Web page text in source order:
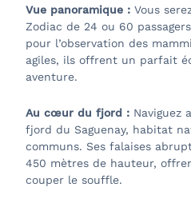
Vue panoramique : Vous
Zodiac de 24 ou 60
pour l’observation des
agiles, ils offrent un parfait
aventure.
Au cœur du fjord : Naviguez
fjord du Saguenay, habitat
communs. Ses falaises
450 mètres de hauteur,
couper le souffle.